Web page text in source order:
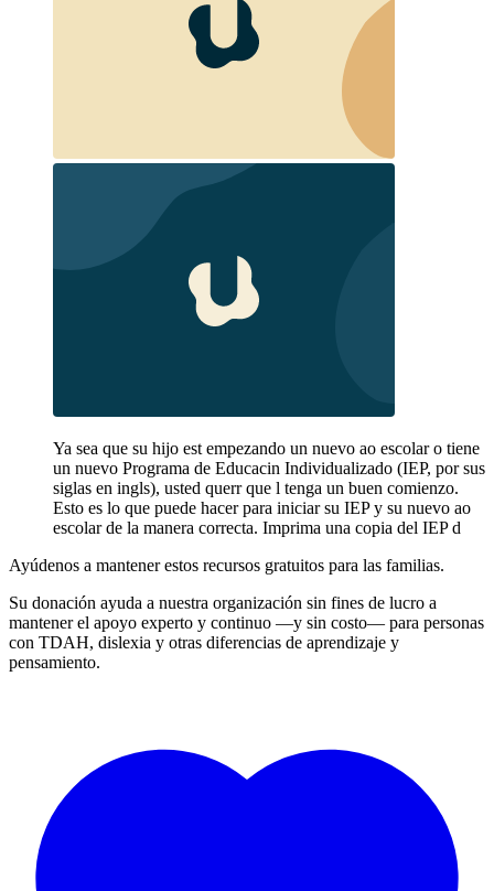
Ya sea que su hijo est empezando un nuevo ao escolar o tiene
un nuevo Programa de Educacin Individualizado (IEP, por sus
siglas en ingls), usted querr que l tenga un buen comienzo.
Esto es lo que puede hacer para iniciar su IEP y su nuevo ao
escolar de la manera correcta. Imprima una copia del IEP d
Ayúdenos a mantener estos recursos gratuitos para las familias.
Su donación ayuda a nuestra organización sin fines de lucro a
mantener el apoyo experto y continuo —y sin costo— para personas
con TDAH, dislexia y otras diferencias de aprendizaje y
pensamiento.